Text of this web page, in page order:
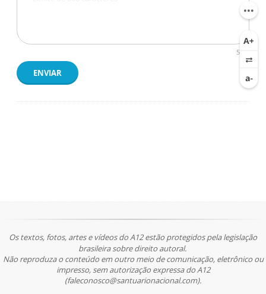
500
ENVIAR
Os textos, fotos, artes e vídeos do A12 estão protegidos pela legislação
brasileira sobre direito autoral.
Não reproduza o conteúdo em outro meio de comunicação, eletrônico ou
impresso, sem autorização expressa do A12
(faleconosco@santuarionacional.com).